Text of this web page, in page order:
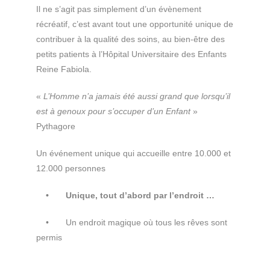
Il ne s’agit pas simplement d’un évènement
récréatif, c’est avant tout une opportunité unique de
contribuer à la qualité des soins, au bien-être des
petits patients à l’Hôpital Universitaire des Enfants
Reine Fabiola.
« L’Homme n’a jamais été aussi grand que lorsqu’il
est à genoux pour s’occuper d’un Enfant»
Pythagore
Un événement unique qui accueille entre 10.000 et
12.000 personnes
• Unique, tout d’abord par l’endroit …
• Un endroit magique où tous les rêves sont
permis